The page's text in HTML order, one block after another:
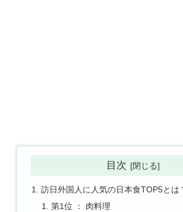
目次
訪日外国人に人気の日本食TOP5とは
第1位 ： 肉料理